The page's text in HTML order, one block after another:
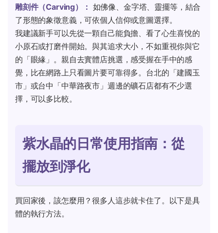
雕刻件（Carving）： 如佛像、金字塔、靈擺等，結合
了形態的象徵意義，可依個人信仰或意圖選擇。
我建議新手可以先從一顆自己能負擔、看了心生喜悅的
小原石或打磨件開始。與其追求大小，不如重視你與它
的「眼緣」。親自去實體店挑選，感受握在手中的感
覺，比在網路上只看圖片要可靠得多。台北的「建國玉
市」或台中「中華路夜市」週邊的礦石店都有不少選
擇，可以多比較。
紫水晶的日常使用指南：從
擺放到淨化
買回家後，該怎麼用？很多人這步就卡住了。以下是具
體的執行方法。